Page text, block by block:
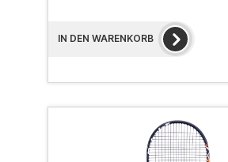
IN DEN WARENKORB